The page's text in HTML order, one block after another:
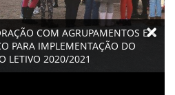
COM AGRUPAMENTOS E
PARA IMPLEMENTAÇÃO DO
LETIVO 2020/2021